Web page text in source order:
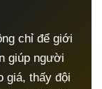
chỉ để giới
giúp người
giá, thấy đội